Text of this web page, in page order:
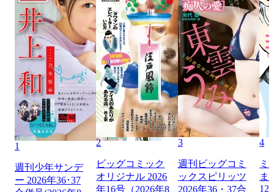
1
週刊少年サンデ
ー 2026年36･37
2
ビッグコミック
オリジナル 2026
年16号（2026年8
3
週刊ビッグコミ
ックスピリッツ
2026年36・37合
4
ミ
ま
129